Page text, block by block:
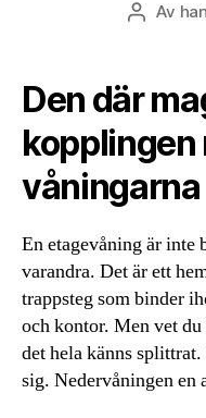
Av
Den där
kopplingen
våningarna
En etagevåning är inte
varandra. Det är ett
trappsteg som binder
och kontor. Men vet
det hela känns
sig. Nedervåningen en